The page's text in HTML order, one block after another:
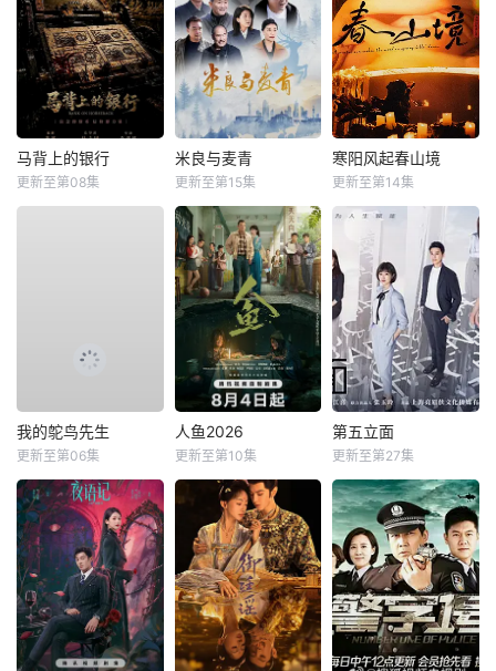
马背上的银行
更新至第08集
米良与麦青
更新至第15集
寒阳风起春山境
更新至第14集
我的鸵鸟先生
更新至第06集
人鱼2026
更新至第10集
第五立面
更新至第27集